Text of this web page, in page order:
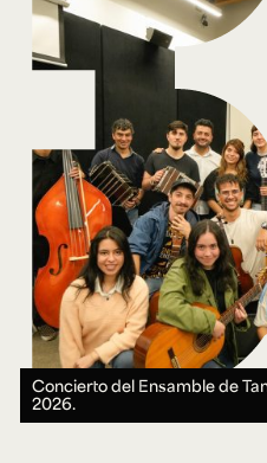
Concierto del Ensamble de
2026.